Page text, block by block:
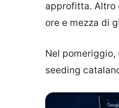
approfitta. Altro
ore e mezza di
Nel pomeriggio,
seeding